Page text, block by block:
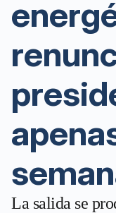
La salida se